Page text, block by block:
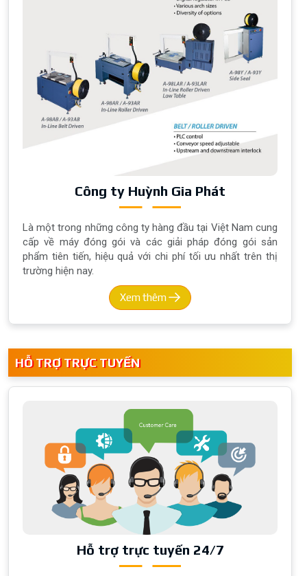
Công ty Huỳnh Gia Phát
Là một trong những công ty hàng đầu tại Việt Nam cung
cấp về máy đóng gói và các giải pháp đóng gói sản
phẩm tiên tiến, hiệu quả với chi phí tối ưu nhất trên thị
trường hiện nay.
Xem thêm
HỖ TRỢ TRỰC TUYẾN
Hỗ trợ trực tuyến 24/7